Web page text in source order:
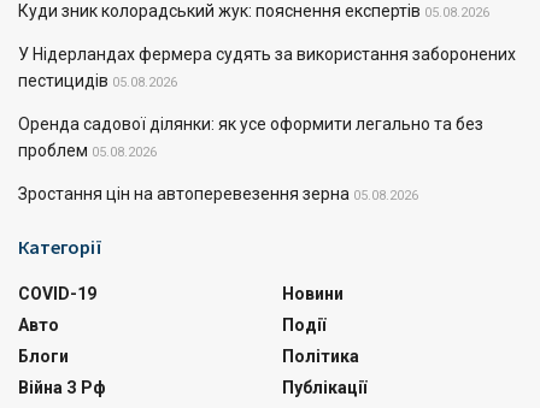
Куди зник колорадський жук: пояснення експертів 05.08.2026
У Нідерландах фермера судять за використання заборонених
пестицидів 05.08.2026
Оренда садової ділянки: як усе оформити легально та без
проблем 05.08.2026
Зростання цін на автоперевезення зерна 05.08.2026
Категорії
COVID-19
Авто
Блоги
Війна З Рф
Новини
Події
Політика
Публікації